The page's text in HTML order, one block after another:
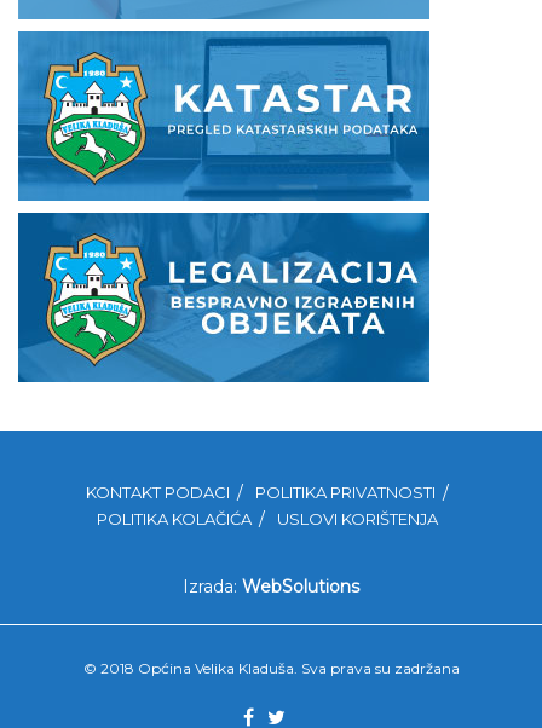
KONTAKT PODACI
POLITIKA PRIVATNOSTI
POLITIKA KOLAČIĆA
USLOVI KORIŠTENJA
Izrada: WebSolutions
© 2018 Općina Velika Kladuša. Sva prava su zadržana